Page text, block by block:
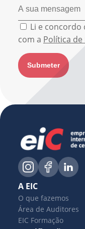
Li e concordo
com a Política de
A EIC
O que fazemos
Área de Auditores
EIC Formação